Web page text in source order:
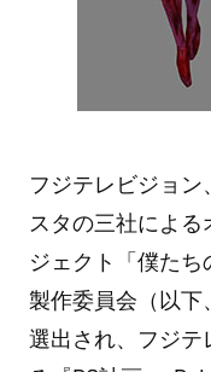
フジテレビジョン
スタの三社によ
ジェクト「僕たち
製作委員会（以下
選出され、フジテ